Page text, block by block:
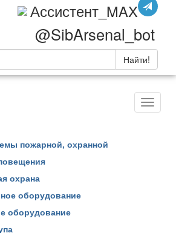
Ассистент_MAX
@SibArsenal_bot
Найти!
пожарной, охранной
охрана
оборудование
оборудование